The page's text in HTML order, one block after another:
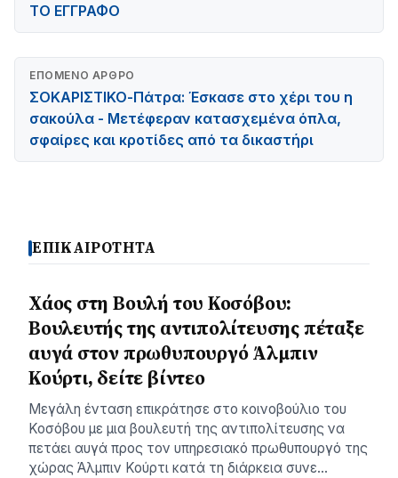
ΤΟ ΕΓΓΡΑΦΟ
ΕΠΌΜΕΝΟ ΆΡΘΡΟ
ΣΟΚΑΡΙΣΤΙΚΟ-Πάτρα: Έσκασε στο χέρι του η
σακούλα - Μετέφεραν κατασχεμένα όπλα,
σφαίρες και κροτίδες από τα δικαστήρι
ΕΠΙΚΑΙΡΟΤΗΤΑ
Χάος στη Βουλή του Κοσόβου:
Βουλευτής της αντιπολίτευσης πέταξε
αυγά στον πρωθυπουργό Άλμπιν
Κούρτι, δείτε βίντεο
Μεγάλη ένταση επικράτησε στο κοινοβούλιο του
Κοσόβου με μια βουλευτή της αντιπολίτευσης να
πετάει αυγά προς τον υπηρεσιακό πρωθυπουργό της
χώρας Άλμπιν Κούρτι κατά τη διάρκεια συνε…